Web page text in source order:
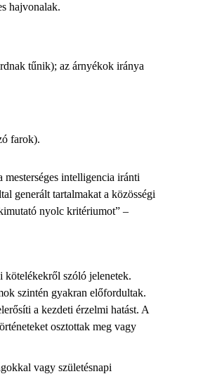
hajvonalak.
tűnik); az árnyékok iránya
farok).
intelligencia iránti
generált tartalmakat a közösségi
nyolc kritériumot” –
kötelékekről szóló jelenetek.
szintén gyakran előfordultak.
a kezdeti érzelmi hatást. A
osztottak meg vagy
vagy születésnapi